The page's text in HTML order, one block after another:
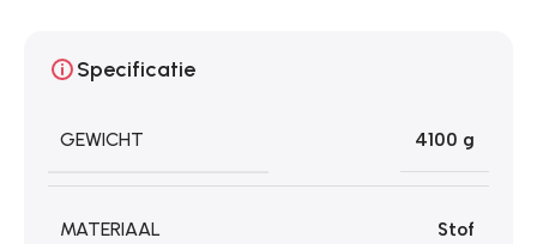
Specificatie
GEWICHT 4100 g
MATERIAAL Stof